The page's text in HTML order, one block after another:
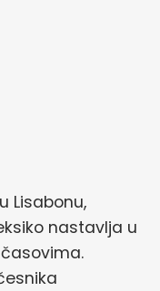
Lisabonu,
nastavlja u